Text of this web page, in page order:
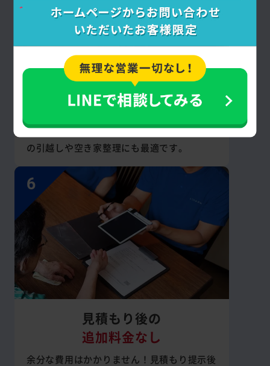
少量から
家まるごとまでOK
回収・処分します。鹿児島県、薩摩川内市内
の引越しや空き家整理にも最適です。
見積もり後の
追加料金なし
余分な費用はかかりません！見積もり提示後